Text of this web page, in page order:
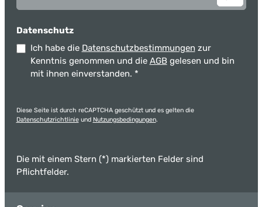
Datenschutz
Ich habe die Datenschutzbestimmungen zur
Kenntnis genommen und die AGB gelesen und bin
mit ihnen einverstanden. *
Diese Seite ist durch reCAPTCHA geschützt und es gelten die
Datenschutzrichtlinieund Nutzungsbedingungen.
Die mit einem Stern (*) markierten Felder sind
Pflichtfelder.